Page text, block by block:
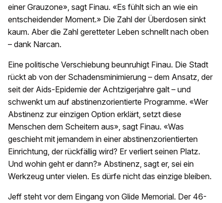
einer Grauzone», sagt Finau. «Es fühlt sich an wie ein
entscheidender Moment.» Die Zahl der Überdosen sinkt
kaum. Aber die Zahl geretteter Leben schnellt nach oben
– dank Narcan.
Eine politische Verschiebung beunruhigt Finau. Die Stadt
rückt ab von der Schadensminimierung – dem Ansatz, der
seit der Aids-Epidemie der Achtzigerjahre galt – und
schwenkt um auf abstinenzorientierte Programme. «Wer
Abstinenz zur einzigen Option erklärt, setzt diese
Menschen dem Scheitern aus», sagt Finau. «Was
geschieht mit jemandem in einer abstinenzorientierten
Einrichtung, der rückfällig wird? Er verliert seinen Platz.
Und wohin geht er dann?» Abstinenz, sagt er, sei ein
Werkzeug unter vielen. Es dürfe nicht das einzige bleiben.
Jeff steht vor dem Eingang von Glide Memorial. Der 46-